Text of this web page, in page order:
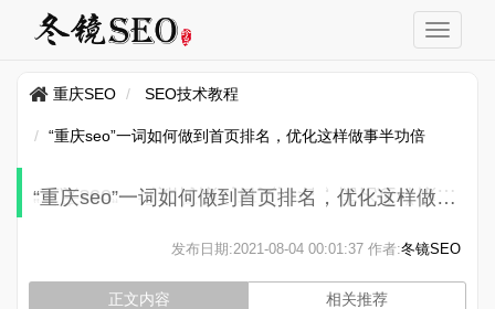
重庆SEO SEO技术教程
“重庆seo”一词如何做到首页排名，优化这样做事半功倍
“重庆seo”一词如何做到首页排名，优化这样做事半功倍
发布日期:2021-08-04 00:01:37 作者:冬镜SEO
正文内容 相关推荐